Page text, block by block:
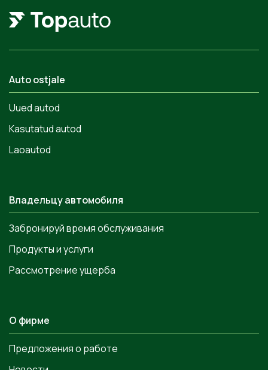
Auto ostjale
Uued autod
Kasutatud autod
Laoautod
Владельцу автомобиля
Забронируй время обслуживания
Продукты и услуги
Рассмотрение ущерба
О фирме
Предложения о работе